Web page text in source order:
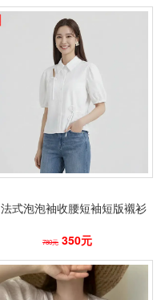
法式泡泡袖收腰短袖短版襯衫
780元 350元